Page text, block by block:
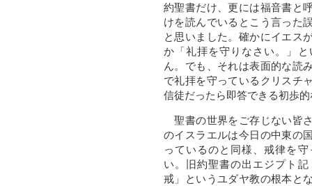
約聖書だけ、更には福音書と
けを読んでいるとこう言った
と思いました。確かにイエス
か「礼拝を守りなさい。」
ん。でも、それは表面的な読
で礼拝を守っているクリスチ
信徒だったら即答できる初歩
聖書の世界をご存じない皆
のイスラエルは今日の中東の
っているのと同様、戒律を
い。旧約聖書の出エジプト
戒」というユダヤ教の根本と